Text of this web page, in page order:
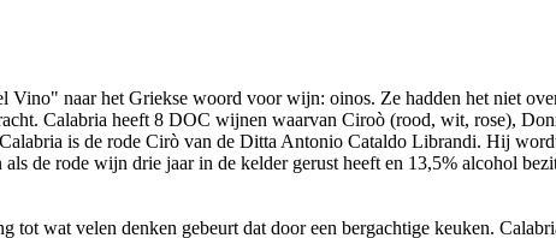
naar het Griekse woord voor wijn: oinos. Ze hadden het niet
Calabria heeft 8 DOC wijnen waarvan Ciroò (rood, wit, rose),
is de rode Cirò van de Ditta Antonio Cataldo Librandi. Hij
de rode wijn drie jaar in de kelder gerust heeft en 13,5% alcohol
wat velen denken gebeurt dat door een bergachtige keuken.